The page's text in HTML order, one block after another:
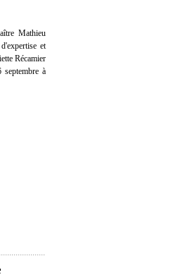
Mathieu
et
Récamier
septembre à